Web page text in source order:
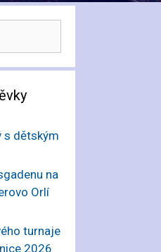
s dětským
na
Orlí
turnaje
2026